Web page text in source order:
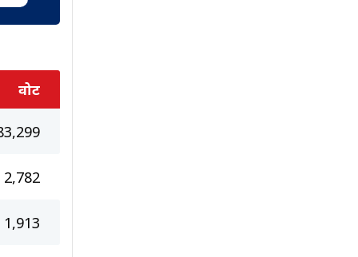
वोट
2,782
1,913